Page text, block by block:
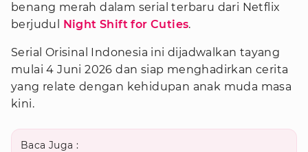
benang merah dalam serial terbaru dari Netflix
berjudul Night Shift for Cuties.
Serial Orisinal Indonesia ini dijadwalkan tayang
mulai 4 Juni 2026 dan siap menghadirkan cerita
yang relate dengan kehidupan anak muda masa
kini.
Baca Juga :